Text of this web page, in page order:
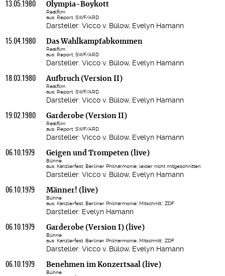
13.05.1980 Olympia-Boykott
Realfilm
aus: Report, SWF/ARD
Darsteller: Vicco v. Bülow, Evelyn Hamann
15.04.1980 Das Wahlkampfabkommen
Realfilm
aus: Report, SWF/ARD
Darsteller: Vicco v. Bülow, Evelyn Hamann
18.03.1980 Aufbruch (Version II)
Realfilm
aus: Report, SWF/ARD
Darsteller: Vicco v. Bülow, Evelyn Hamann
19.02.1980 Garderobe (Version II)
Realfilm
aus: Report, SWF/ARD
Darsteller: Vicco v. Bülow, Evelyn Hamann
06.10.1979 Geigen und Trompeten (live)
Bühne
aus: Kanzlerfest, Berliner Philharmonie; leider nicht mitgeschnitten
Darsteller: Vicco v. Bülow, Evelyn Hamann
06.10.1979 Männer! (live)
Bühne
aus: Kanzlerfest, Berliner Philharmonie; Mitschnitt:: ZDF
Darsteller: Evelyn Hamann
06.10.1979 Garderobe (Version I) (live)
Bühne
aus: Kanzlerfest, Berliner Philharmonie; Mitschnitt:: ZDF
Darsteller: Vicco v. Bülow, Evelyn Hamann
06.10.1979 Benehmen im Konzertsaal (live)
Bühne